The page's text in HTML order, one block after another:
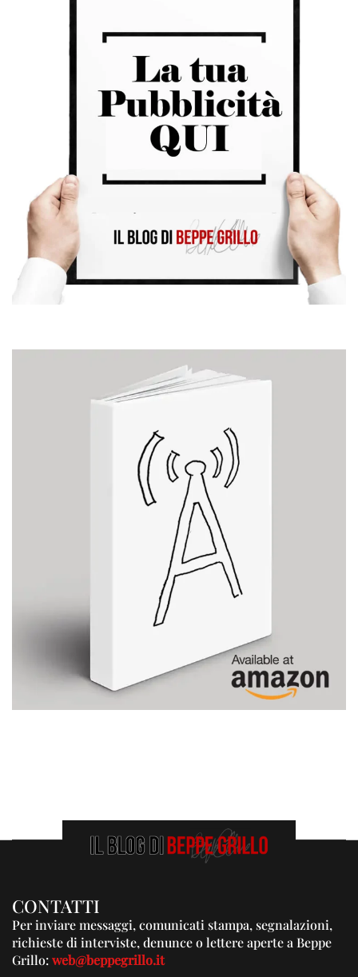
CONTATTI
Per inviare messaggi, comunicati stampa, segnalazioni,
richieste di interviste, denunce o lettere aperte a Beppe
Grillo:web@beppegrillo.it